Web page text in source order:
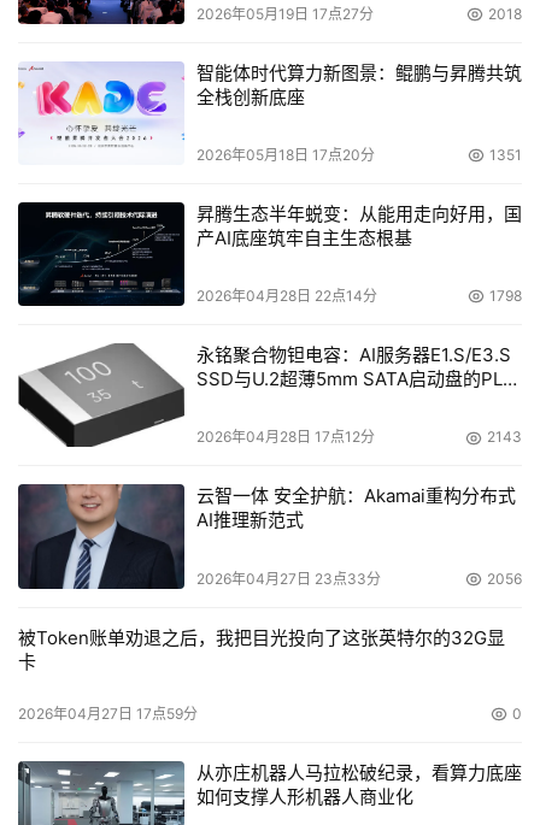
要按同步传输方式和异步传输方式对数据容灾展开讨论，其
析。
2026年05月19日 17点27分 2018
智能体时代算力新图景：鲲鹏与昇腾共筑
全栈创新底座
2026年05月18日 17点20分 1351
昇腾生态半年蜕变：从能用走向好用，国
产AI底座筑牢自主生态根基
2026年04月28日 22点14分 1798
永铭聚合物钽电容：AI服务器E1.S/E3.S
SSD与U.2超薄5mm SATA启动盘的PLP
2026年04月28日 17点12分 2143
云智一体 安全护航：Akamai重构分布式
AI推理新范式
2026年04月27日 23点33分 2056
被Token账单劝退之后，我把目光投向了这张英特尔的32G显
卡
2026年04月27日 17点59分 0
从亦庄机器人马拉松破纪录，看算力底座
如何支撑人形机器人商业化